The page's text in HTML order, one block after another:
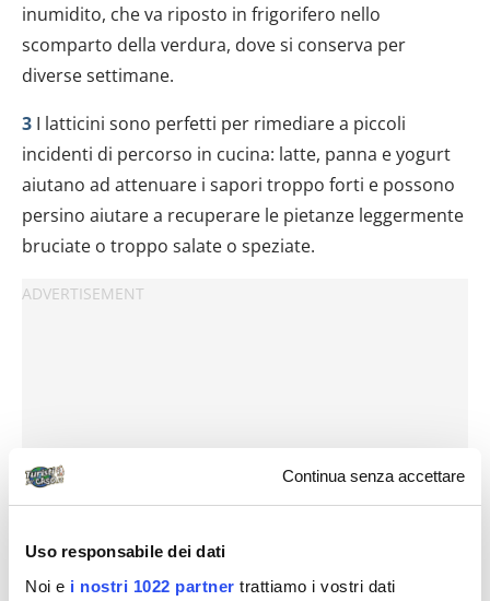
Continua senza accettare
Uso responsabile dei dati
Noi e i nostri 1022 partner trattiamo i vostri dati
inumidito, che va riposto in frigorifero nello
scomparto della verdura, dove si conserva per
diverse settimane.
3 I latticini sono perfetti per rimediare a piccoli
incidenti di percorso in cucina: latte, panna e yogurt
aiutano ad attenuare i sapori troppo forti e possono
persino aiutare a recuperare le pietanze leggermente
bruciate o troppo salate o speziate.